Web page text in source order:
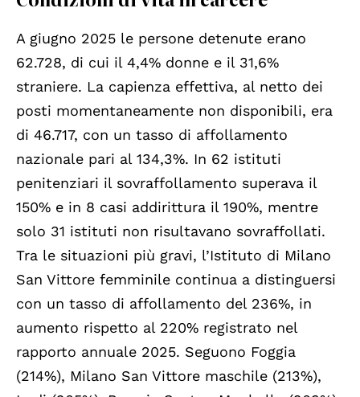
A giugno 2025 le persone detenute erano
62.728, di cui il 4,4% donne e il 31,6%
straniere. La capienza effettiva, al netto dei
posti momentaneamente non disponibili, era
di 46.717, con un tasso di affollamento
nazionale pari al 134,3%. In 62 istituti
penitenziari il sovraffollamento superava il
150% e in 8 casi addirittura il 190%, mentre
solo 31 istituti non risultavano sovraffollati.
Tra le situazioni più gravi, l’Istituto di Milano
San Vittore femminile continua a distinguersi
con un tasso di affollamento del 236%, in
aumento rispetto al 220% registrato nel
rapporto annuale 2025. Seguono Foggia
(214%), Milano San Vittore maschile (213%),